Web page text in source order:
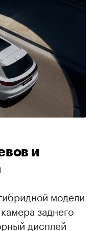
и
модели
заднего
дисплей